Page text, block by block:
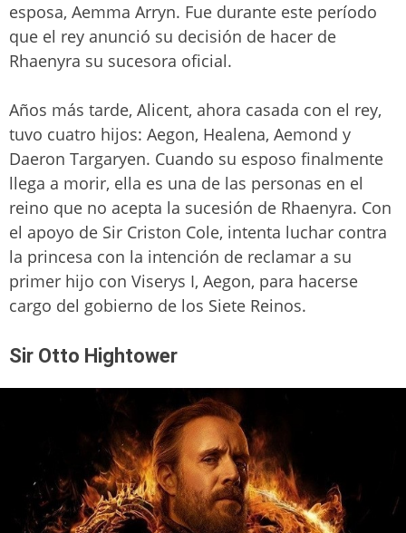
esposa, Aemma Arryn. Fue durante este período
que el rey anunció su decisión de hacer de
Rhaenyra su sucesora oficial.
Años más tarde, Alicent, ahora casada con el rey,
tuvo cuatro hijos: Aegon, Healena, Aemond y
Daeron Targaryen. Cuando su esposo finalmente
llega a morir, ella es una de las personas en el
reino que no acepta la sucesión de Rhaenyra. Con
el apoyo de Sir Criston Cole, intenta luchar contra
la princesa con la intención de reclamar a su
primer hijo con Viserys I, Aegon, para hacerse
cargo del gobierno de los Siete Reinos.
Sir Otto Hightower